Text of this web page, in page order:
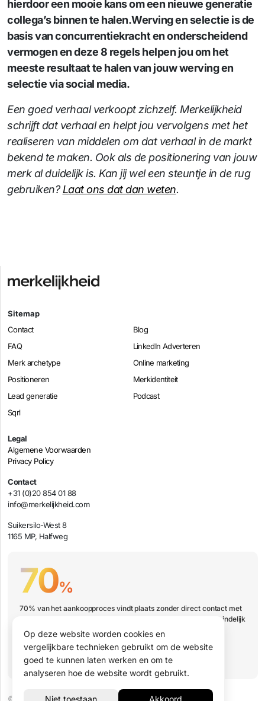
hierdoor een mooie kans om een nieuwe generatie
collega’s binnen te halen.Werving en selectie is de
basis van concurrentiekracht en onderscheidend
vermogen en deze 8 regels helpen jou om het
meeste resultaat te halen van jouw werving en
selectie via social media.
Een goed verhaal verkoopt zichzelf. Merkelijkheid
schrijft dat verhaal en helpt jou vervolgens met het
realiseren van middelen om dat verhaal in de markt
bekend te maken. Ook als de positionering van jouw
merk al duidelijk is. Kan jij wel een steuntje in de rug
gebruiken?Laat ons dat dan weten.
Sitemap
Contact
Blog
FAQ
LinkedIn Adverteren
Merk archetype
Online marketing
Positioneren
Merkidentiteit
Lead generatie
Podcast
Sqrl
Legal
Algemene Voorwaarden
Privacy Policy
Contact
+31 (0)20 854 01 88
info@merkelijkheid.com
Suikersilo-West 8
1165 MP, Halfweg
70%
70% van het aankoopproces vindt plaats zonder direct contact met
jouw organisatie. Hoe zorg je er dan voor dat jouw bedrijf uiteindelijk
wel op de shortlist staat?
Boek een presentatie
© 2026 Merkelijkheid B.V.
Op deze website worden cookies en
vergelijkbare technieken gebruikt om de website
goed te kunnen laten werken en om te
analyseren hoe de website wordt gebruikt.